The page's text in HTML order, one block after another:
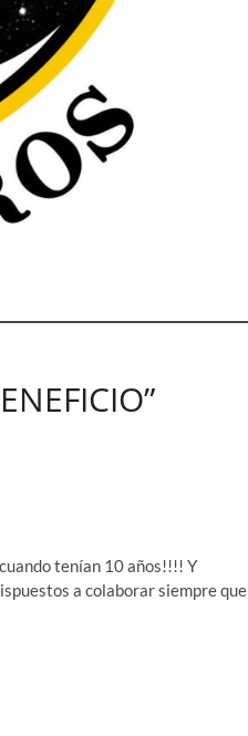
tenían 10 años!!!! Y
a colaborar siempre que